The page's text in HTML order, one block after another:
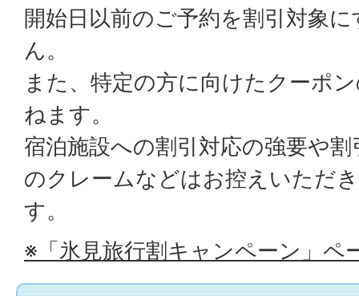
開始日以前のご予約を割引対象
ん。
また、特定の方に向けたクーポ
ねます。
宿泊施設への割引対応の強要や
のクレームなどはお控えいただ
す。
※「氷見旅行割キャンペーン」ペ